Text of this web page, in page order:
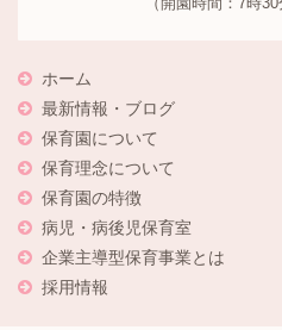
（開園時間：7時30
ホーム
最新情報・ブログ
保育園について
保育理念について
保育園の特徴
病児・病後児保育室
企業主導型保育事業とは
採用情報